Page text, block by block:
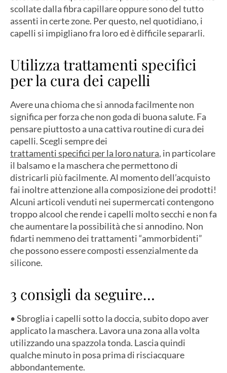
scollate dalla fibra capillare oppure sono del tutto
assenti in certe zone. Per questo, nel quotidiano, i
capelli si impigliano fra loro ed è difficile separarli.
Utilizza trattamenti specifici
per la cura dei capelli
Avere una chioma che si annoda facilmente non
significa per forza che non goda di buona salute. Fa
pensare piuttosto a una cattiva routine di cura dei
capelli. Scegli sempre dei
trattamenti specifici per la loro natura, in particolare
il balsamo e la maschera che permettono di
districarli più facilmente. Al momento dell’acquisto
fai inoltre attenzione alla composizione dei prodotti!
Alcuni articoli venduti nei supermercati contengono
troppo alcool che rende i capelli molto secchi e non fa
che aumentare la possibilità che si annodino. Non
fidarti nemmeno dei trattamenti “ammorbidenti”
che possono essere composti essenzialmente da
silicone.
3 consigli da seguire…
• Sbroglia i capelli sotto la doccia, subito dopo aver
applicato la maschera. Lavora una zona alla volta
utilizzando una spazzola tonda. Lascia quindi
qualche minuto in posa prima di risciacquare
abbondantemente.